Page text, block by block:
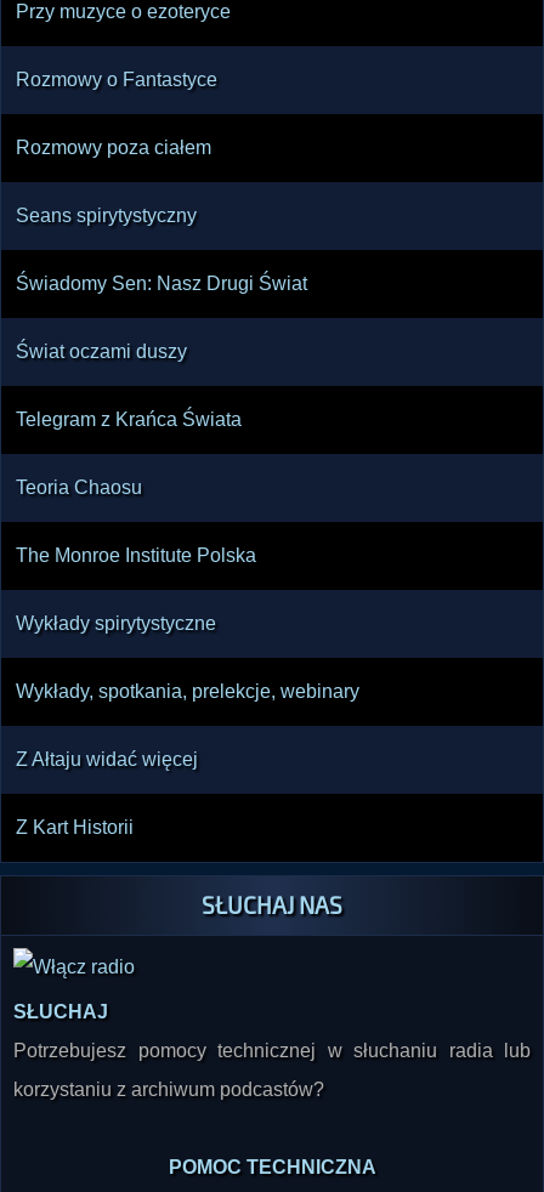
Przy muzyce o ezoteryce
Rozmowy o Fantastyce
Rozmowy poza ciałem
Seans spirytystyczny
Świadomy Sen: Nasz Drugi Świat
Świat oczami duszy
Telegram z Krańca Świata
Teoria Chaosu
The Monroe Institute Polska
Wykłady spirytystyczne
Wykłady, spotkania, prelekcje, webinary
Z Ałtaju widać więcej
Z Kart Historii
SŁUCHAJ NAS
SŁUCHAJ
Potrzebujesz pomocy technicznej w słuchaniu radia lub